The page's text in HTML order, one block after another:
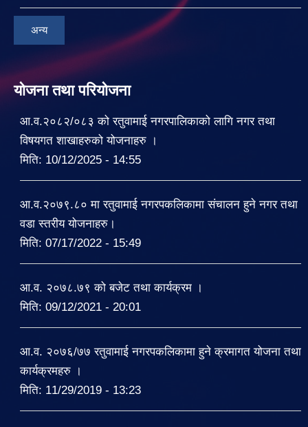
अन्य
योजना तथा परियोजना
आ.व.२०८२/०८३ को रतुवामाई नगरपालिकाको लागि नगर तथा
विषयगत शाखाहरुको योजनाहरु ।
मिति: 10/12/2025 - 14:55
आ.व.२०७९.८० मा रतुवामाई नगरपकलिकामा संचालन हुने नगर तथा
वडा स्तरीय योजनाहरु।
मिति: 07/17/2022 - 15:49
आ.व. २०७८.७९ को बजेट तथा कार्यक्रम ।
मिति: 09/12/2021 - 20:01
आ.व. २०७६/७७ रतुवामाई नगरपकलिकामा हुने क्रमागत योजना तथा
कार्यक्रमहरु ।
मिति: 11/29/2019 - 13:23